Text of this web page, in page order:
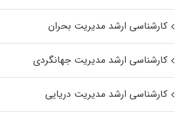
کارشناسی ارشد مدیریت بحران
کارشناسی ارشد مدیریت جهانگردی
کارشناسی ارشد مدیریت دریایی